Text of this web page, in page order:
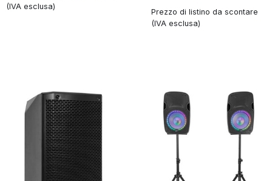
(IVA esclusa)
Prezzo di listino da scontare
(IVA esclusa)